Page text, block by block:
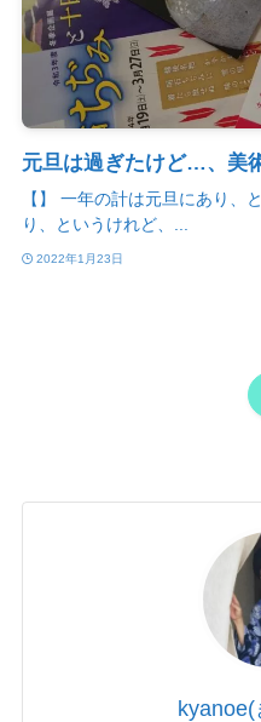
元旦は過ぎたけど…、美
【】 一年の計は元旦にあり、
り、というけれど、...
2022年1月23日
kyanoe(